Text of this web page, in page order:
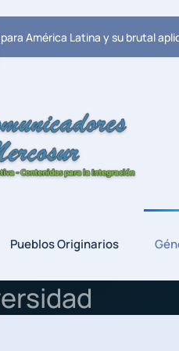
para América Latina y su brutal
Pueblos Originarios